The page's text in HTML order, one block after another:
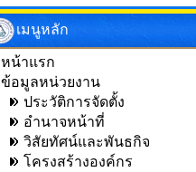
เมนูหลัก
หน้าแรก
ข้อมูลหน่วยงาน
ประวัติการจัดตั้ง
อำนาจหน้าที่
วิสัยทัศน์และพันธกิจ
โครงสร้างองค์กร